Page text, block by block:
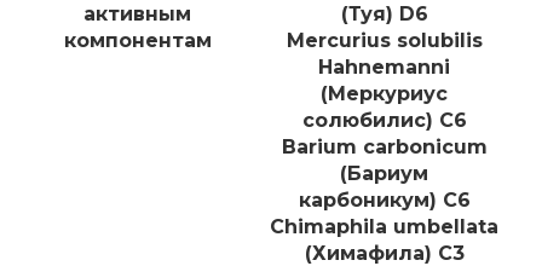
активным
компонентам
(Туя) D6
Mercurius solubilis
Hahnemanni
(Меркуриус
солюбилис) C6
Barium carbonicum
(Бариум
карбоникум) C6
Chimaphila umbellata
(Химафила) C3